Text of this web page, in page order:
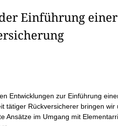
Einführung einer
Entwicklungen zur Einführung
tätiger Rückversicherer bringen wir
Ansätze im Umgang mit